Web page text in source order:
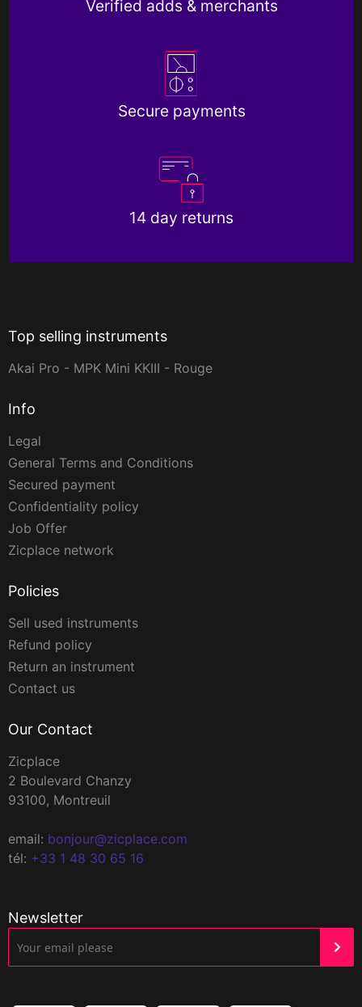
Verified adds & merchants
Secure payments
14 day returns
Top selling instruments
Akai Pro - MPK Mini KKIII - Rouge
Info
Legal
General Terms and Conditions
Secured payment
Confidentiality policy
Job Offer
Zicplace network
Policies
Sell used instruments
Refund policy
Return an instrument
Contact us
Our Contact
Zicplace
2 Boulevard Chanzy
93100, Montreuil
email: bonjour@zicplace.com
tél: +33 1 48 30 65 16
Newsletter